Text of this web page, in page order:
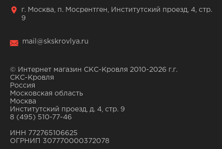
г. Москва, п. Мосрентген, Институтский проезд, 4, стр.
9
mail@skskrovlya.ru
© Интернет магазин СКС-Кровля 2010-2026 г.г.
СКС-Кровля
Россия
Московская область
Москва
Институтский проезд, д. 4, стр. 9
8 (495) 510-77-46
ИНН 772765106625
ОГРНИП 307770000372078